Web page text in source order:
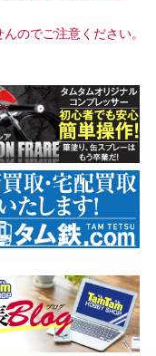
のでご注意ください。